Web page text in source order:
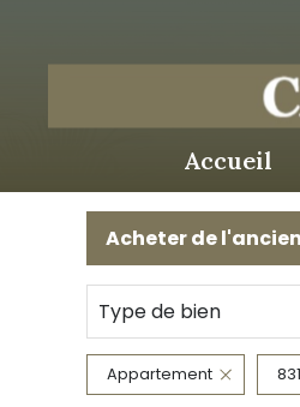
accueil
Acheterde l'ancien
De l'ancien
Du neuf
De l'immo pro
Type de bien
Appartement